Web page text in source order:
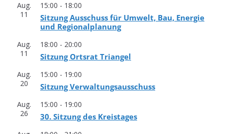
Aug.
11
15:00 - 18:00
Sit­zung Aus­schuss für Umwelt, Bau, Ener­gie
und Regionalplanung
Aug.
11
18:00 - 20:00
Sit­zung Orts­rat Triangel
Aug.
20
15:00 - 19:00
Sit­zung Verwaltungsausschuss
Aug.
26
15:00 - 19:00
30. Sit­zung des Kreistages